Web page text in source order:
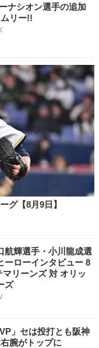
ナシオン選手の追加
リー!!
グ【8月9日】
航輝選手・小川龍成選
ーローインタビュー 8
マリーンズ 対 オリッ
ズ
」セは投打とも阪神
腕がトップに